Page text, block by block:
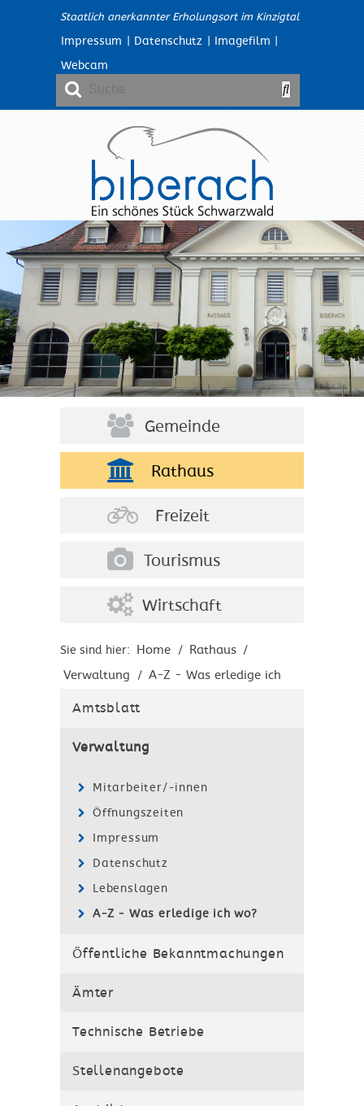
Staatlich anerkannter Erholungsort im Kinzigtal
Impressum | Datenschutz | Imagefilm |
Webcam
Gemeinde
Rathaus
Freizeit
Tourismus
Wirtschaft
Sie sind hier: Home / Rathaus /
Verwaltung / A-Z - Was erledige ich
Amtsblatt
Verwaltung
Mitarbeiter/-innen
Öffnungszeiten
Impressum
Datenschutz
Lebenslagen
A-Z - Was erledige ich wo?
Öffentliche Bekanntmachungen
Ämter
Technische Betriebe
Stellenangebote